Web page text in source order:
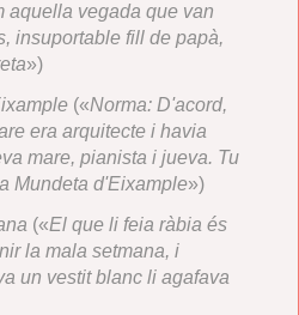
aquella vegada que van
insuportable fill de papà,
»)
(«Norma: D'acord,
era arquitecte i havia
mare, pianista i jueva. Tu
Mundeta d'Eixample»)
(«El que li feia ràbia és
la mala setmana, i
un vestit blanc li agafava